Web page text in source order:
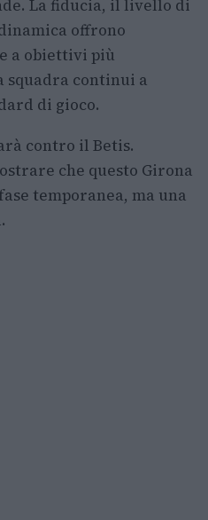
La fiducia, il livello di
offrono
a obiettivi più
squadra continui a
di gioco.
contro il Betis.
che questo Girona
temporanea, ma una